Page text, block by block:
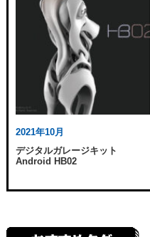
2021年10月
デジタルガレージキット
Android HB02